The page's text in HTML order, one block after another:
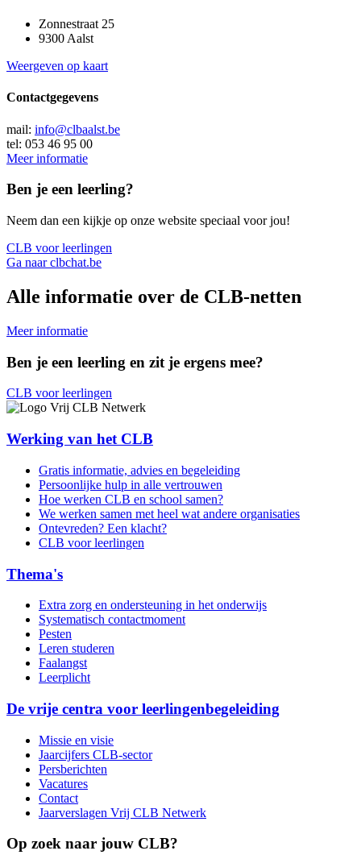
Zonnestraat 25
9300 Aalst
Weergeven op kaart
Contactgegevens
mail: info@clbaalst.be
tel: 053 46 95 00
Meer informatie
Ben je een leerling?
Neem dan een kijkje op onze website speciaal voor jou!
CLB voor leerlingen
Ga naar clbchat.be
Alle informatie over de CLB-netten
Meer informatie
Ben je een leerling en zit je ergens mee?
CLB voor leerlingen
Werking van het CLB
Gratis informatie, advies en begeleiding
Persoonlijke hulp in alle vertrouwen
Hoe werken CLB en school samen?
We werken samen met heel wat andere organisaties
Ontevreden? Een klacht?
CLB voor leerlingen
Thema's
Extra zorg en ondersteuning in het onderwijs
Systematisch contactmoment
Pesten
Leren studeren
Faalangst
Leerplicht
De vrije centra voor leerlingenbegeleiding
Missie en visie
Jaarcijfers CLB-sector
Persberichten
Vacatures
Contact
Jaarverslagen Vrij CLB Netwerk
Op zoek naar jouw CLB?